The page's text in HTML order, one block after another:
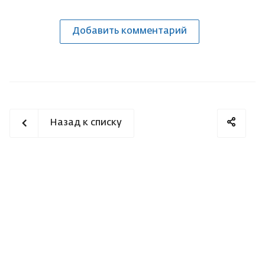
Добавить комментарий
Назад к списку